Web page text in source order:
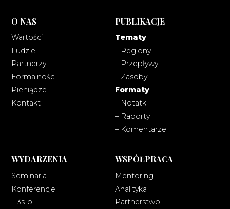
O NAS
Wartości
Ludzie
Partnerzy
Formalności
Pieniądze
Kontakt
PUBLIKACJE
Tematy
– Regiony
– Przepływy
– Zasoby
Formaty
– Notatki
– Raporty
– Komentarze
WYDARZENIA
Seminaria
Konferencje
– 3s1o
WSPÓŁPRACA
Mentoring
Analityka
Partnerstwo